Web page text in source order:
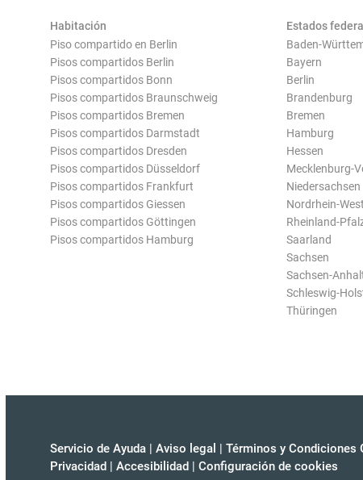
Habitación
Piso compartido en Berlin
Pisos compartidos Berlin
Pisos compartidos Bonn
Pisos compartidos Braunschweig
Pisos compartidos Bremen
Pisos compartidos Darmstadt
Pisos compartidos Dresden
Pisos compartidos Düsseldorf
Pisos compartidos Frankfurt
Pisos compartidos Giessen
Pisos compartidos Göttingen
Pisos compartidos Hamburg
Estados
Baden-
Bayern
Berlin
Brandenburg
Bremen
Hamburg
Hessen
Mecklenburg-
Niedersachsen
Nordrhein-
Rheinland-
Saarland
Sachsen
Sachsen-
Schleswig-
Thüringen
Servicio de Ayuda | Aviso legal | Términos y Condiciones
Privacidad | Accesibilidad | Configuración de cookies